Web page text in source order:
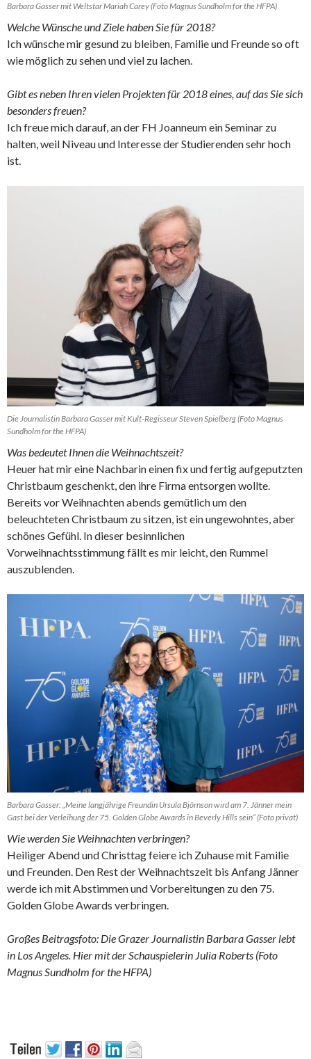
Barbara Gasser mit Weltstar Mariah Carey (Foto Magnus Sundholm for the HFPA)
Welche Wünsche und Ziele haben Sie für 2018?
Ich wünsche mir gesund zu bleiben, Familie und Freunde so oft
wie möglich zu sehen und viel zu lachen.
Gibt es neben Ihren vielen Projekten für 2018 eines, auf das Sie sich
besonders freuen?
Ich freue mich darauf, an der FH Joanneum ein Seminar zu
halten, weil Niveau und Interesse der Studierenden sehr hoch
ist.
Die Journalistin Barbara Gasser mit Kult-Regisseur Steven Spielberg (Foto Magnus
Sundholm for the HFPA)
Was bedeutet Ihnen die Weihnachtszeit?
Heuer hat mir eine Nachbarin einen fix und fertig aufgeputzten
Christbaum geschenkt, den ihre Firma entsorgen wollte.
Bereits vor Weihnachten abends gemütlich um den
beleuchteten Christbaum zu sitzen, ist ein ungewohntes, aber
schönes Gefühl. In dieser besinnlichen
Vorweihnachtsstimmung fällt es mir leicht, den Rummel
auszublenden.
Barbara Gasser: „Meine langjährige Freundin Ursula Björnson wird am 7. Jänner mein
Gast bei der Verleihung der 75. Golden Globe Awards in Beverly Hills sein“ (Foto privat)
Wie werden Sie Weihnachten verbringen?
Heiliger Abend und Christtag feiere ich Zuhause mit Familie
und Freunden. Den Rest der Weihnachtszeit bis Anfang Jänner
werde ich mit Abstimmen und Vorbereitungen zu den 75.
Golden Globe Awards verbringen.
Großes Beitragsfoto: Die Grazer Journalistin Barbara Gasser lebt
in Los Angeles. Hier mit der Schauspielerin Julia Roberts (Foto
Magnus Sundholm for the HFPA)